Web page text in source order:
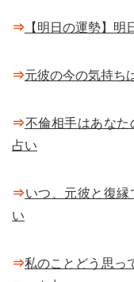
⇒ 【明日の運勢】
⇒元彼の今の気持ち
⇒不倫相手はあなた
占い
⇒いつ、元彼と復
い
⇒私のことどう思っ